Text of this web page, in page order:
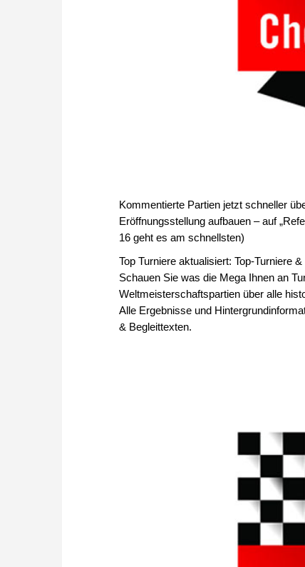
Kommentierte Partien jetzt schneller
Eröffnungsstellung aufbauen – auf
16 geht es am schnellsten)
Top Turniere aktualisiert: Top-Turniere
Schauen Sie was die Mega Ihnen an
Weltmeisterschaftspartien über alle
Alle Ergebnisse und
& Begleittexten.